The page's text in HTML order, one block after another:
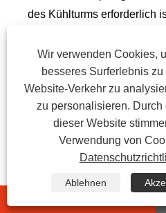
des Kühlturms erforderlich
der
kaltem Wasser - ist
Bedeutung, da er den
Um herauszufinden, wie
mit ausreichender
Sie verstehen, welche
eines Kühlturms erfordern.
Wasserkühlung eignet
Schraubenkühler geeignet:
Wir verwenden Cookies,
besseres Surferlebnis
Website-Verkehr zu
zu personalisieren. Durch
dieser Website
Verwendung von
Ablehnen